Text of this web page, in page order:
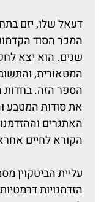
דעאל שלו, יזם
המכר הסוד
שנים. הוא יצא
המטאורית,
הספר הזה. בחדות
את סודות המטבע
האתגרים
הקורא לחיים
עליית הביטקוין
הזדמנויות